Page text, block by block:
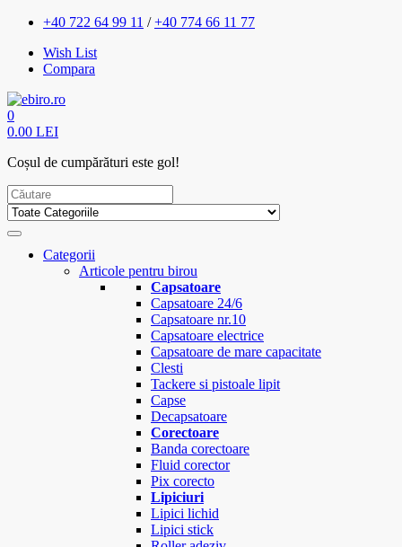
+40 722 64 99 11 /+40 774 66 11 77
Wish List
Compara
0
0.00 LEI
Coșul de cumpărături este gol!
Categorii
Articole pentru birou
Capsatoare
Capsatoare 24/6
Capsatoare nr.10
Capsatoare electrice
Capsatoare de mare capacitate
Clesti
Tackere si pistoale lipit
Capse
Decapsatoare
Corectoare
Banda corectoare
Fluid corector
Pix corecto
Lipiciuri
Lipici lichid
Lipici stick